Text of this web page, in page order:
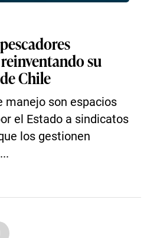
su
Chile
manejo son espacios
el Estado a sindicatos
los gestionen